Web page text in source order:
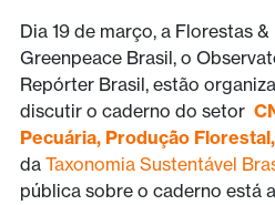
Dia 19 de março, a Florestas
Greenpeace Brasil, o
Repórter Brasil, estão
discutir o caderno do setor
Pecuária, Produção
da Taxonomia Sustentável
pública sobre o caderno está